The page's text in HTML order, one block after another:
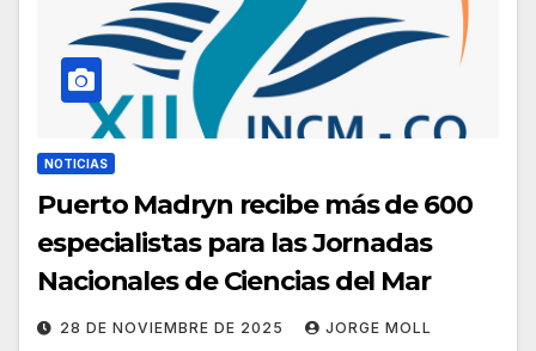
NOTICIAS
Puerto Madryn recibe más de 600
especialistas para las Jornadas
Nacionales de Ciencias del Mar
28 DE NOVIEMBRE DE 2025 JORGE MOLL